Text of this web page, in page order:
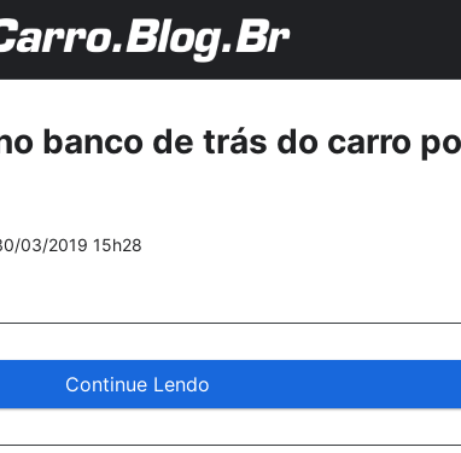
banco de trás do carro
03/2019 15h28
Continue Lendo